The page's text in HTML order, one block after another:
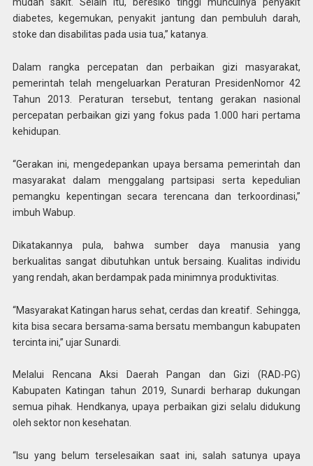
mudah sakit. Selain itu, beresiko tinggi munculnya penyakit
diabetes, kegemukan, penyakit jantung dan pembuluh darah,
stoke dan disabilitas pada usia tua,” katanya.
Dalam rangka percepatan dan perbaikan gizi masyarakat,
pemerintah telah mengeluarkan Peraturan PresidenNomor 42
Tahun 2013. Peraturan tersebut, tentang gerakan nasional
percepatan perbaikan gizi yang fokus pada 1.000 hari pertama
kehidupan.
“Gerakan ini, mengedepankan upaya bersama pemerintah dan
masyarakat dalam menggalang partsipasi serta kepedulian
pemangku kepentingan secara terencana dan terkoordinasi,”
imbuh Wabup.
Dikatakannya pula, bahwa sumber daya manusia yang
berkualitas sangat dibutuhkan untuk bersaing. Kualitas individu
yang rendah, akan berdampak pada minimnya produktivitas.
“Masyarakat Katingan harus sehat, cerdas dan kreatif. Sehingga,
kita bisa secara bersama-sama bersatu membangun kabupaten
tercinta ini,” ujar Sunardi.
Melalui Rencana Aksi Daerah Pangan dan Gizi (RAD-PG)
Kabupaten Katingan tahun 2019, Sunardi berharap dukungan
semua pihak. Hendkanya, upaya perbaikan gizi selalu didukung
oleh sektor non kesehatan.
“Isu yang belum terselesaikan saat ini, salah satunya upaya